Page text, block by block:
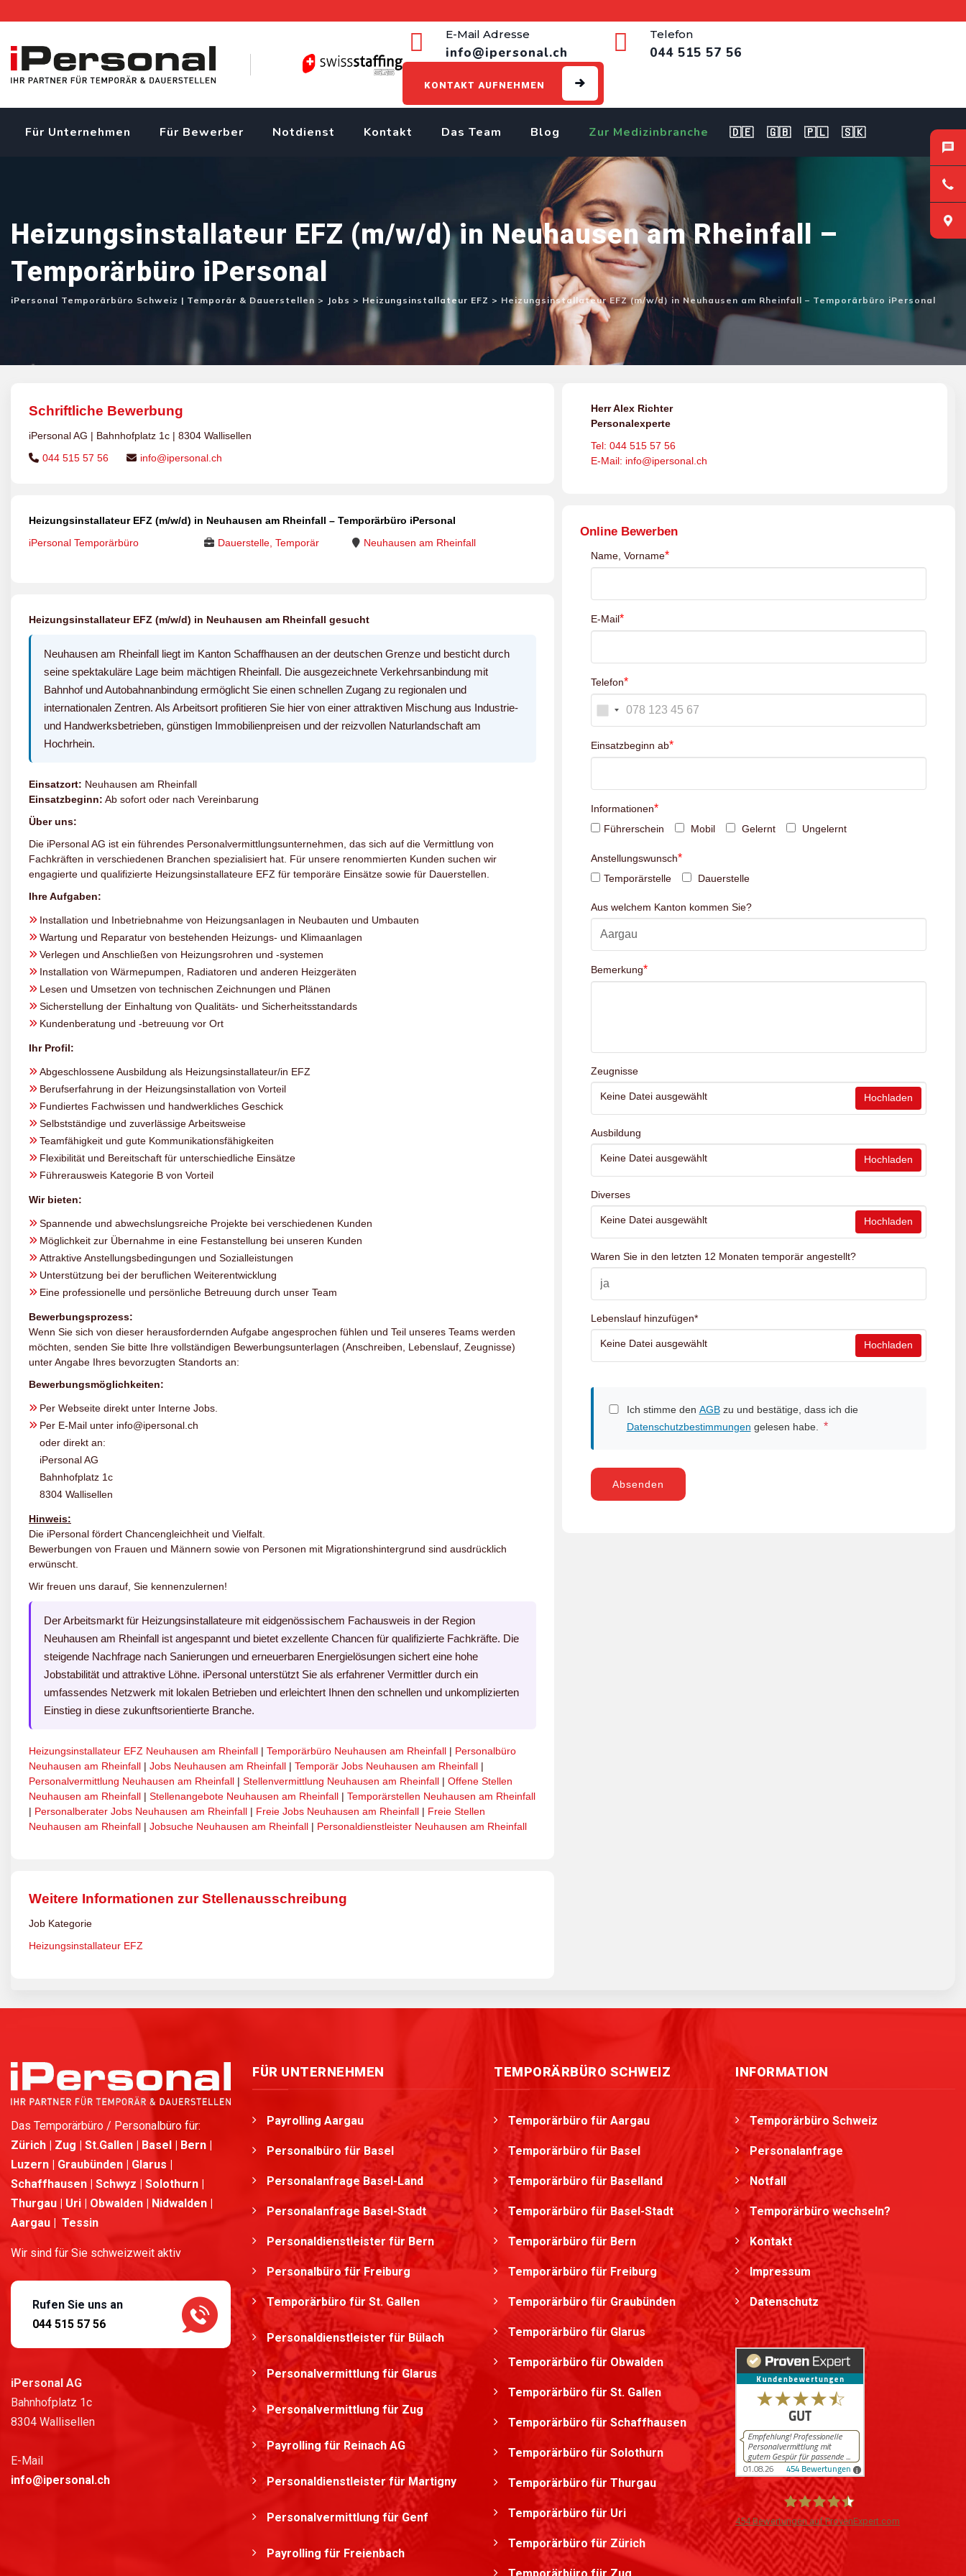
content
E-Mail Adresse
info@ipersonal.ch
Telefon
044 515 57 56
KONTAKT AUFNEHMEN
Für Unternehmen Für Bewerber Notdienst Kontakt Das Team Blog Zur Medizinbranche 🇩🇪 🇬🇧 🇵🇱 🇸🇰
Heizungsinstallateur EFZ (m/w/d) in Neuhausen am Rheinfall –
Temporärbüro iPersonal
iPersonal Temporärbüro Schweiz | Temporär & Dauerstellen > Jobs > Heizungsinstallateur EFZ > Heizungsinstallateur EFZ (m/w/d) in Neuhausen am Rheinfall – Temporärbüro iPersonal
Schriftliche Bewerbung
iPersonal AG | Bahnhofplatz 1c | 8304 Wallisellen
044 515 57 56
info@ipersonal.ch
Heizungsinstallateur EFZ (m/w/d) in Neuhausen am Rheinfall – Temporärbüro iPersonal
iPersonal Temporärbüro
Dauerstelle, Temporär Neuhausen am Rheinfall
Heizungsinstallateur EFZ (m/w/d) in Neuhausen am Rheinfall gesucht
Neuhausen am Rheinfall liegt im Kanton Schaffhausen an der deutschen Grenze und besticht durch
seine spektakuläre Lage beim mächtigen Rheinfall. Die ausgezeichnete Verkehrsanbindung mit
Bahnhof und Autobahnanbindung ermöglicht Sie einen schnellen Zugang zu regionalen und
internationalen Zentren. Als Arbeitsort profitieren Sie hier von einer attraktiven Mischung aus Industrie-
und Handwerksbetrieben, günstigen Immobilienpreisen und der reizvollen Naturlandschaft am
Hochrhein.
Einsatzort: Neuhausen am Rheinfall
Einsatzbeginn: Ab sofort oder nach Vereinbarung
Über uns:
Die iPersonal AG ist ein führendes Personalvermittlungsunternehmen, das sich auf die Vermittlung von
Fachkräften in verschiedenen Branchen spezialisiert hat. Für unsere renommierten Kunden suchen wir
engagierte und qualifizierte Heizungsinstallateure EFZ für temporäre Einsätze sowie für Dauerstellen.
Ihre Aufgaben:
Installation und Inbetriebnahme von Heizungsanlagen in Neubauten und Umbauten
Wartung und Reparatur von bestehenden Heizungs- und Klimaanlagen
Verlegen und Anschließen von Heizungsrohren und -systemen
Installation von Wärmepumpen, Radiatoren und anderen Heizgeräten
Lesen und Umsetzen von technischen Zeichnungen und Plänen
Sicherstellung der Einhaltung von Qualitäts- und Sicherheitsstandards
Kundenberatung und -betreuung vor Ort
Ihr Profil:
Abgeschlossene Ausbildung als Heizungsinstallateur/in EFZ
Berufserfahrung in der Heizungsinstallation von Vorteil
Fundiertes Fachwissen und handwerkliches Geschick
Selbstständige und zuverlässige Arbeitsweise
Teamfähigkeit und gute Kommunikationsfähigkeiten
Flexibilität und Bereitschaft für unterschiedliche Einsätze
Führerausweis Kategorie B von Vorteil
Wir bieten:
Spannende und abwechslungsreiche Projekte bei verschiedenen Kunden
Möglichkeit zur Übernahme in eine Festanstellung bei unseren Kunden
Attraktive Anstellungsbedingungen und Sozialleistungen
Unterstützung bei der beruflichen Weiterentwicklung
Eine professionelle und persönliche Betreuung durch unser Team
Bewerbungsprozess:
Wenn Sie sich von dieser herausfordernden Aufgabe angesprochen fühlen und Teil unseres Teams werden
möchten, senden Sie bitte Ihre vollständigen Bewerbungsunterlagen (Anschreiben, Lebenslauf, Zeugnisse)
unter Angabe Ihres bevorzugten Standorts an:
Bewerbungsmöglichkeiten:
Per Webseite direkt unter Interne Jobs.
Per E-Mail unter info@ipersonal.ch
oder direkt an:
iPersonal AG
Bahnhofplatz 1c
8304 Wallisellen
Hinweis:
Die iPersonal fördert Chancengleichheit und Vielfalt.
Bewerbungen von Frauen und Männern sowie von Personen mit Migrationshintergrund sind ausdrücklich
erwünscht.
Wir freuen uns darauf, Sie kennenzulernen!
Der Arbeitsmarkt für Heizungsinstallateure mit eidgenössischem Fachausweis in der Region
Neuhausen am Rheinfall ist angespannt und bietet exzellente Chancen für qualifizierte Fachkräfte. Die
steigende Nachfrage nach Sanierungen und erneuerbaren Energielösungen sichert eine hohe
Jobstabilität und attraktive Löhne. iPersonal unterstützt Sie als erfahrener Vermittler durch ein
umfassendes Netzwerk mit lokalen Betrieben und erleichtert Ihnen den schnellen und unkomplizierten
Einstieg in diese zukunftsorientierte Branche.
Heizungsinstallateur EFZ Neuhausen am Rheinfall | Temporärbüro Neuhausen am Rheinfall | Personalbüro
Neuhausen am Rheinfall | Jobs Neuhausen am Rheinfall | Temporär Jobs Neuhausen am Rheinfall |
Personalvermittlung Neuhausen am Rheinfall | Stellenvermittlung Neuhausen am Rheinfall | Offene Stellen
Neuhausen am Rheinfall | Stellenangebote Neuhausen am Rheinfall | Temporärstellen Neuhausen am Rheinfall
| Personalberater Jobs Neuhausen am Rheinfall | Freie Jobs Neuhausen am Rheinfall | Freie Stellen
Neuhausen am Rheinfall | Jobsuche Neuhausen am Rheinfall | Personaldienstleister Neuhausen am Rheinfall
Weitere Informationen zur Stellenausschreibung
Job Kategorie
Heizungsinstallateur EFZ
Herr Alex Richter
Personalexperte
Tel: 044 515 57 56
E-Mail: info@ipersonal.ch
Online Bewerben
Name, Vorname*
E-Mail*
Telefon*
Einsatzbeginn ab*
Informationen*
Führerschein Mobil Gelernt Ungelernt
Anstellungswunsch*
Temporärstelle Dauerstelle
Aus welchem Kanton kommen Sie?
Bemerkung*
Zeugnisse
Keine Datei ausgewählt Hochladen
Ausbildung
Keine Datei ausgewählt Hochladen
Diverses
Keine Datei ausgewählt Hochladen
Waren Sie in den letzten 12 Monaten temporär angestellt?
Lebenslauf hinzufügen*
Keine Datei ausgewählt Hochladen
Ich stimme den AGBzu und bestätige, dass ich die
Datenschutzbestimmungen gelesen habe. *
Absenden
Das Temporärbüro / Personalbüro für:
Zürich | Zug | St.Gallen | Basel | Bern |
Luzern | Graubünden | Glarus |
Schaffhausen | Schwyz | Solothurn |
Thurgau | Uri | Obwalden | Nidwalden |
Aargau | Tessin
Wir sind für Sie schweizweit aktiv
Rufen Sie uns an
044 515 57 56
iPersonal AG
Bahnhofplatz 1c
8304 Wallisellen
E-Mail
info@ipersonal.ch
FÜR UNTERNEHMEN
Payrolling Aargau
Personalbüro für Basel
Personalanfrage Basel-Land
Personalanfrage Basel-Stadt
Personaldienstleister für Bern
Personalbüro für Freiburg
Temporärbüro für St. Gallen
Personaldienstleister für Bülach
Personalvermittlung für Glarus
Personalvermittlung für Zug
Payrolling für Reinach AG
Personaldienstleister für Martigny
Personalvermittlung für Genf
Payrolling für Freienbach
TEMPORÄRBÜRO SCHWEIZ
Temporärbüro für Aargau
Temporärbüro für Basel
Temporärbüro für Baselland
Temporärbüro für Basel-Stadt
Temporärbüro für Bern
Temporärbüro für Freiburg
Temporärbüro für Graubünden
Temporärbüro für Glarus
Temporärbüro für Obwalden
Temporärbüro für St. Gallen
Temporärbüro für Schaffhausen
Temporärbüro für Solothurn
Temporärbüro für Thurgau
Temporärbüro für Uri
Temporärbüro für Zürich
INFORMATION
Temporärbüro Schweiz
Personalanfrage
Notfall
Temporärbüro wechseln?
Kontakt
Impressum
Datenschutz
iPersonal
454Bewertungen auf ProvenExpert.com